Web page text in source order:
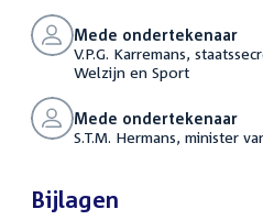
Mede ondertekenaar
V.P.G. Karremans,
Welzijn en Sport
Mede ondertekenaar
S.T.M. Hermans, minister
Bijlagen